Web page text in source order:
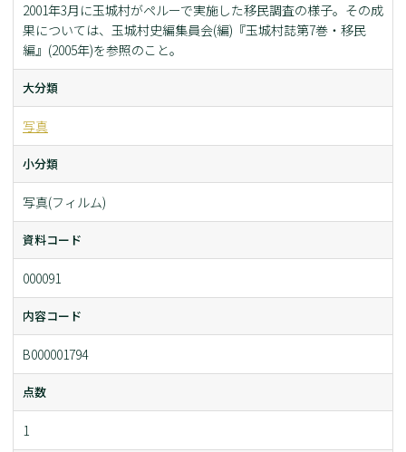
2001年3月に玉城村がペルーで実施した移民調査の様子。その成
果については、玉城村史編集員会(編)『玉城村誌第7巻・移民
編』(2005年)を参照のこと。
大分類
写真
小分類
写真(フィルム)
資料コード
000091
内容コード
B000001794
点数
1